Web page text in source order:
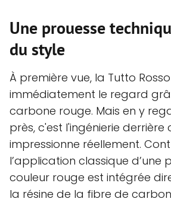
Une prouesse
du style
À première vue, la Tutto
immédiatement le regard
carbone rouge. Mais en y
près, c'est l'ingénierie
impressionne réellement.
l’application classique d’une
couleur rouge est intégrée
la résine de la fibre de